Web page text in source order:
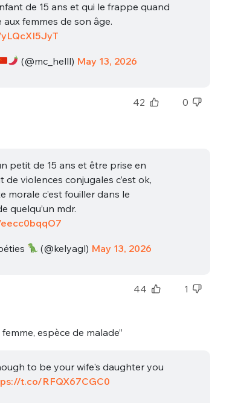
de 15 ans et qui le frappe quand
aux femmes de son âge.
(@mc_helll) May 13, 2026
42 0
petit de 15 ans et être prise en
de violences conjugales c’est ok,
morale c’est fouiller dans le
quelqu’un mdr.
(@kelyagl) May 13, 2026
44 1
femme, espèce de malade”
to be your wife's daughter you
t.co/RFQX67CGC0
!
proposer ?
Ma propre